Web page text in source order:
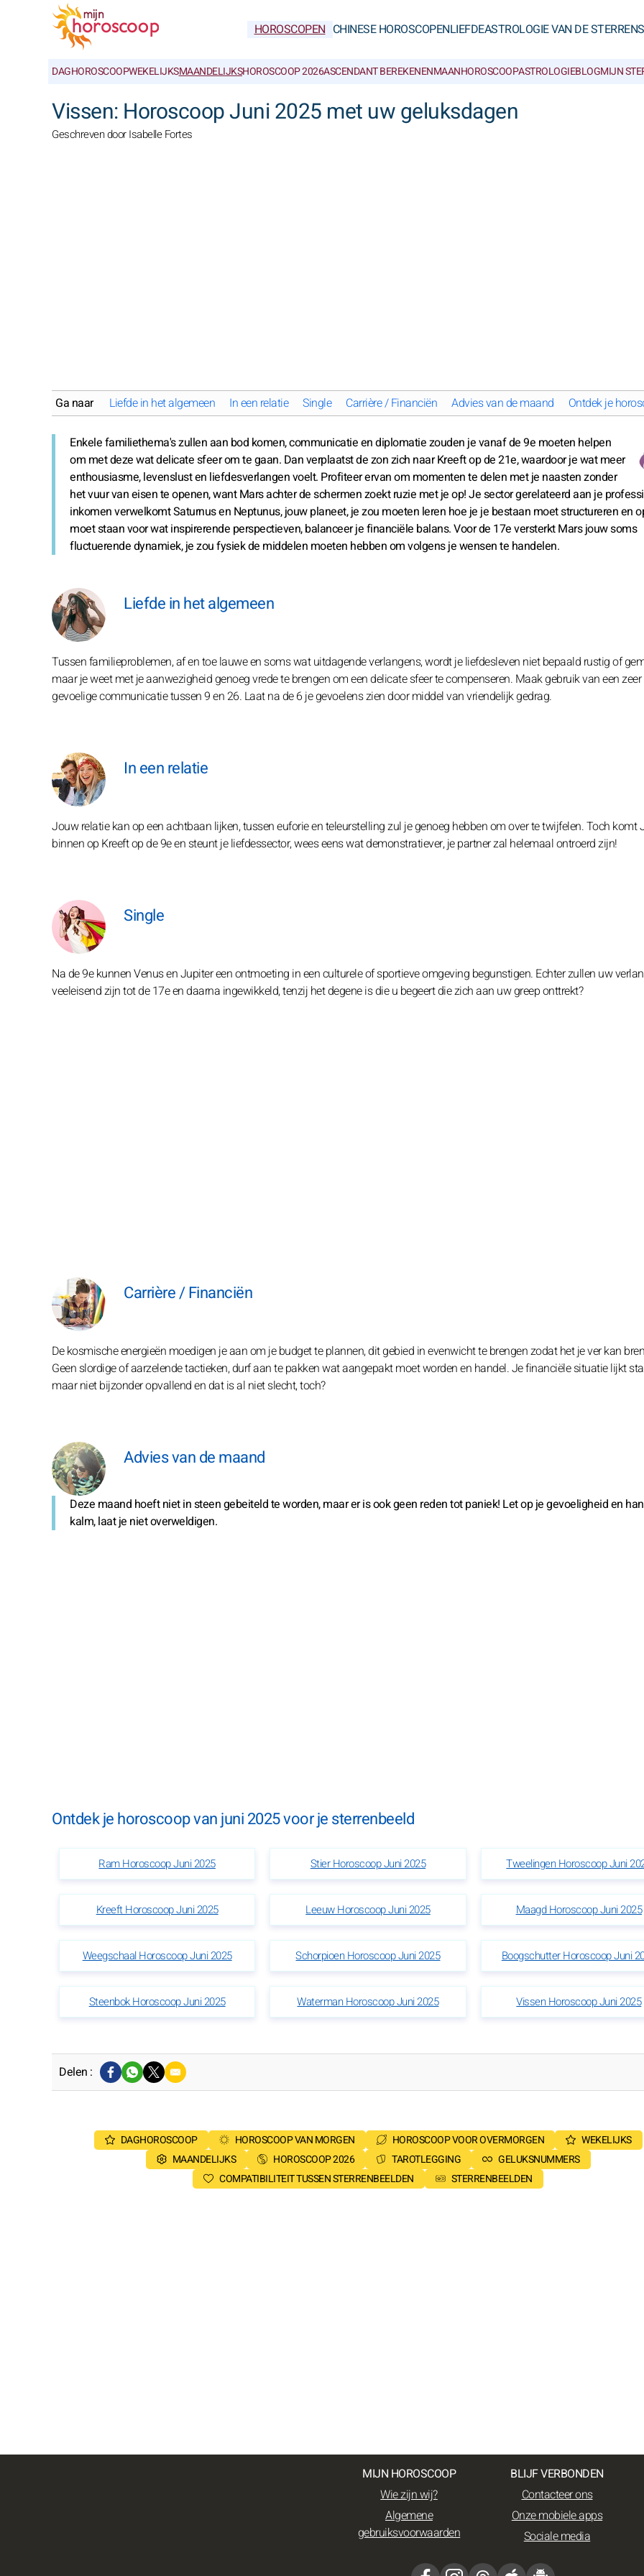
HOROSCOPEN CHINESE HOROSCOPENLIEFDEASTROLOGIE VAN DE STERREN
DAGHOROSCOOPWEKELIJKSMAANDELIJKSHOROSCOOP 2026ASCENDANT BEREKENENMAANHOROSCOOPASTROLOGIEBLOGMIJN
Vissen: Horoscoop Juni 2025 met uw geluksdagen
Geschreven door Isabelle Fortes
Ga naar Liefde in het algemeen In een relatie Single Carrière / Financiën Advies van de maand Ontdek je
Enkele familiethema's zullen aan bod komen, communicatie en diplomatie zouden je vanaf de 9e moeten helpen
om met deze wat delicate sfeer om te gaan. Dan verplaatst de zon zich naar Kreeft op de 21e, waardoor je wat meer
enthousiasme, levenslust en liefdesverlangen voelt. Profiteer ervan om momenten te delen met je naasten zonder
het vuur van eisen te openen, want Mars achter de schermen zoekt ruzie met je op! Je sector gerelateerd aan je
inkomen verwelkomt Saturnus en Neptunus, jouw planeet, je zou moeten leren hoe je je bestaan moet structureren en
moet staan voor wat inspirerende perspectieven, balanceer je financiële balans. Voor de 17e versterkt Mars jouw soms
fluctuerende dynamiek, je zou fysiek de middelen moeten hebben om volgens je wensen te handelen.
Liefde in het algemeen
Tussen familieproblemen, af en toe lauwe en soms wat uitdagende verlangens, wordt je liefdesleven niet bepaald rustig of
maar je weet met je aanwezigheid genoeg vrede te brengen om een ​​delicate sfeer te compenseren. Maak gebruik van een zeer
gevoelige communicatie tussen 9 en 26. Laat na de 6 je gevoelens zien door middel van vriendelijk gedrag.
In een relatie
Jouw relatie kan op een achtbaan lijken, tussen euforie en teleurstelling zul je genoeg hebben om over te twijfelen. Toch komt
binnen op Kreeft op de 9e en steunt je liefdessector, wees eens wat demonstratiever, je partner zal helemaal ontroerd zijn!
Single
Na de 9e kunnen Venus en Jupiter een ontmoeting in een culturele of sportieve omgeving begunstigen. Echter zullen uw
veeleisend zijn tot de 17e en daarna ingewikkeld, tenzij het degene is die u begeert die zich aan uw greep onttrekt?
Carrière / Financiën
De kosmische energieën moedigen je aan om je budget te plannen, dit gebied in evenwicht te brengen zodat het je ver kan
Geen slordige of aarzelende tactieken, durf aan te pakken wat aangepakt moet worden en handel. Je financiële situatie lijkt
maar niet bijzonder opvallend en dat is al niet slecht, toch?
Advies van de maand
Deze maand hoeft niet in steen gebeiteld te worden, maar er is ook geen reden tot paniek! Let op je gevoeligheid en
kalm, laat je niet overweldigen.
Ontdek je horoscoop van juni 2025 voor je sterrenbeeld
Ram Horoscoop Juni 2025 Stier Horoscoop Juni 2025 Tweelingen Horoscoop Juni
Kreeft Horoscoop Juni 2025 Leeuw Horoscoop Juni 2025 Maagd Horoscoop Juni 2025
Weegschaal Horoscoop Juni 2025 Schorpioen Horoscoop Juni 2025 Boogschutter Horoscoop Juni
Steenbok Horoscoop Juni 2025 Waterman Horoscoop Juni 2025 Vissen Horoscoop Juni 2025
Delen :
DAGHOROSCOOP HOROSCOOP VAN MORGEN HOROSCOOP VOOR OVERMORGEN
WEKELIJKS
MAANDELIJKS
HOROSCOOP 2026 TAROTLEGGING
GELUKSNUMMERS
COMPATIBILITEIT TUSSEN STERRENBEELDEN
STERRENBEELDEN
MIJN HOROSCOOP
Wie zijn wij?
Algemene
gebruiksvoorwaarden
BLIJF VERBONDEN
Contacteer ons
Onze mobiele apps
Sociale media